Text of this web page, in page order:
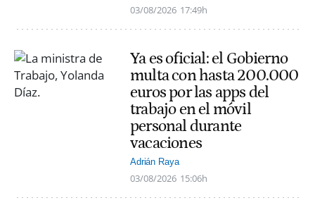
03/08/2026 17:49h
Ya es oficial: el Gobierno
multa con hasta 200.000
euros por las apps del
trabajo en el móvil
personal durante
vacaciones
Adrián Raya
03/08/2026 15:06h